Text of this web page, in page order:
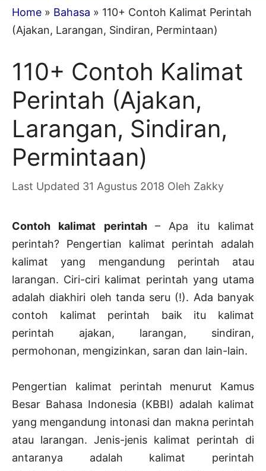
Home » Bahasa » 110+ Contoh Kalimat Perintah
(Ajakan, Larangan, Sindiran, Permintaan)
110+ Contoh Kalimat
Perintah (Ajakan,
Larangan, Sindiran,
Permintaan)
31 Agustus 2018 Oleh Zakky
Contoh kalimat perintah – Apa itu kalimat
perintah? Pengertian kalimat perintah adalah
kalimat yang mengandung perintah atau
larangan. Ciri-ciri kalimat perintah yang utama
adalah diakhiri oleh tanda seru (!). Ada banyak
contoh kalimat perintah baik itu kalimat
perintah ajakan, larangan, sindiran,
permohonan, mengizinkan, saran dan lain-lain.
Pengertian kalimat perintah menurut Kamus
Besar Bahasa Indonesia (KBBI) adalah kalimat
yang mengandung intonasi dan makna perintah
atau larangan. Jenis-jenis kalimat perintah di
antaranya adalah kalimat perintah